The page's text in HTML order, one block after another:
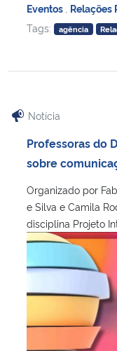
Eventos Relações
Tags:
agência
Notícia
Professoras do
sobre
Organizado por
e Silva e Camila
disciplina Projeto